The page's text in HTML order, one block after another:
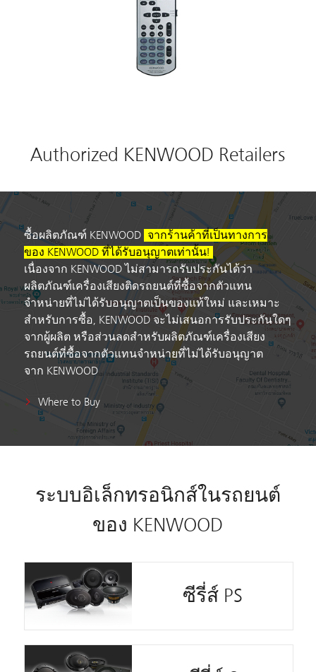
Authorized KENWOOD Retailers
ซื้อผลิตภัณฑ์ KENWOOD จากร้านค้าที่เป็นทางการ
ของ KENWOOD ที่ได้รับอนุญาตเท่านั้น!
เนื่องจาก KENWOOD ไม่สามารถรับประกันได้ว่า
ผลิตภัณฑ์เครื่องเสียงติดรถยนต์ที่ซื้อจากตัวแทน
จำหน่ายที่ไม่ได้รับอนุญาตเป็นของแท้ใหม่ และเหมาะ
สำหรับการซื้อ, KENWOOD จะไม่เสนอการรับประกันใดๆ
จากผู้ผลิต หรือส่วนลดสำหรับผลิตภัณฑ์เครื่องเสียง
รถยนต์ที่ซื้อจากตัวแทนจำหน่ายที่ไม่ได้รับอนุญาต
จาก KENWOOD
Where to Buy
ระบบอิเล็กทรอนิกส์ในรถยนต์
ของ KENWOOD
ซีรี่ส์ PS